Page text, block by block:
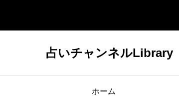
占いチャンネルLibrary
ホーム